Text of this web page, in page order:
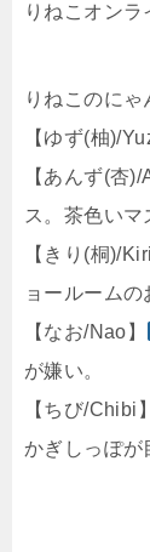
りねこオン
りねこのにゃ
【ゆず(柚)/
【あんず(杏)/
ス。茶色いマ
【きり(桐)/Kiri
ョールームの
【なお/Nao】
が嫌い。
【ちび/Chibi】
かぎしっぽが